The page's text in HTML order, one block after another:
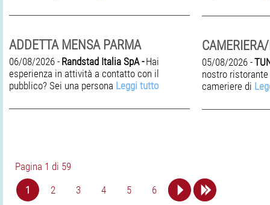
ADDETTA MENSA PARMA
06/08/2026 - Randstad Italia SpA - Hai
esperienza in attività a contatto con il
pubblico? Sei una persona Leggi tutto
05/08/2026 -
nostro
cameriere di
Pagina 1 di 59
1
2 3 4 5 6